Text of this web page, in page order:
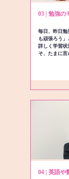
03 | 勉強の
毎日、昨日勉
も頑張ろう」
詳しく学習状
そ、たまに言
04 | 英語や